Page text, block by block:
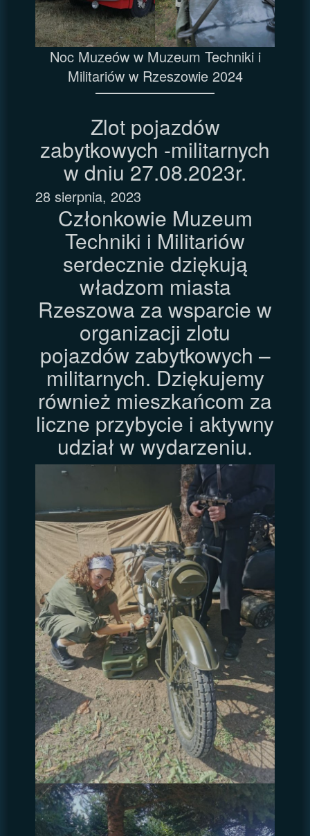
Noc Muzeów w Muzeum Techniki i
Militariów w Rzeszowie 2024
Zlot pojazdów
zabytkowych -militarnych
w dniu 27.08.2023r.
28 sierpnia, 2023
Członkowie Muzeum
Techniki i Militariów
serdecznie dziękują
władzom miasta
Rzeszowa za wsparcie w
organizacji zlotu
pojazdów zabytkowych –
militarnych. Dziękujemy
również mieszkańcom za
liczne przybycie i aktywny
udział w wydarzeniu.